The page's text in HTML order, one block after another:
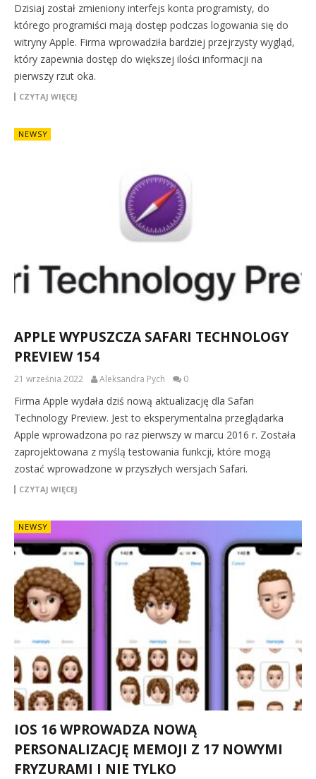
Dzisiaj został zmieniony interfejs konta programisty, do
którego programiści mają dostęp podczas logowania się do
witryny Apple. Firma wprowadziła bardziej przejrzysty wygląd,
który zapewnia dostęp do większej ilości informacji na
pierwszy rzut oka.
CZYTAJ WIĘCEJ
NEWSY
APPLE WYPUSZCZA SAFARI TECHNOLOGY
PREVIEW 154
21 września 2022 Aleksandra Pych 0
Firma Apple wydała dziś nową aktualizację dla Safari
Technology Preview. Jest to eksperymentalna przeglądarka
Apple wprowadzona po raz pierwszy w marcu 2016 r. Została
zaprojektowana z myślą testowania funkcji, które mogą
zostać wprowadzone w przyszłych wersjach Safari.
CZYTAJ WIĘCEJ
NEWSY
IOS 16 WPROWADZA NOWĄ
PERSONALIZACJĘ MEMOJI Z 17 NOWYMI
FRYZURAMI I NIE TYLKO